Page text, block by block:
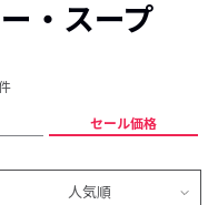
・スープ
セール価格
人気順